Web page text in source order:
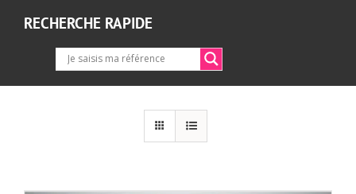
RECHERCHE RAPIDE